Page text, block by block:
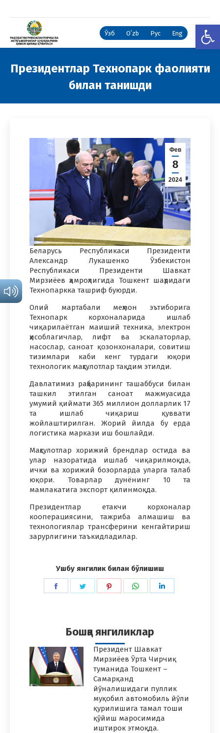
Ўзб Oʻzb Рус Eng
Президентлар Технопарк фаолияти
билан танишди
Фев
8
2024
Беларусь Республикаси Президенти
Александр Лукашенко Ўзбекистон
Республикаси Президенти Шавкат
Мирзиёев ҳамроҳлигида Тошкент шаҳридаги
Технопаркка ташриф буюрди.
Олий мартабали меҳмон эътиборига
Технопарк корхоналарида ишлаб
чиқарилаётган маиший техника, электрон
ҳисоблагичлар, лифт ва эскалаторлар,
насослар, саноат қозонхоналари, совитиш
тизимлари каби кенг турдаги юқори
технологик маҳсулотлар тақдим этилди.
Давлатимиз раҳбарининг ташаббуси билан
ташкил этилган саноат мажмуасида
умумий қиймати 365 миллион долларлик 17
та ишлаб чиқариш қуввати
жойлаштирилган. Жорий йилда бу ерда
логистика маркази иш бошлайди.
Маҳсулотлар хорижий брендлар остида ва
улар назоратида ишлаб чиқарилмоқда,
ички ва хорижий бозорларда уларга талаб
юқори. Товарлар дунёнинг 10 та
мамлакатига экспорт қилинмоқда.
Президентлар етакчи корхоналар
кооперациясини, тажриба алмашиш ва
технологиялар трансферини кенгайтириш
зарурлигини таъкидладилар.
Ушбу янгилик билан бўлишиш
Share
Share
Share
Share
Бошқа янгиликлар
Президент Шавкат
Мирзиёев Ўрта Чирчиқ
туманида Тошкент –
Самарқанд
йўналишидаги пуллик
муқобил автомобиль йўли
қурилишига тамал тоши
қўйиш маросимида
иштирок этмоқда.